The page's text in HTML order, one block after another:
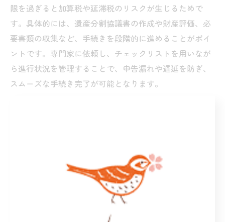
限を過ぎると加算税や延滞税のリスクが生じるためで
す。具体的には、遺産分割協議書の作成や財産評価、必
要書類の収集など、手続きを段階的に進めることがポイ
ントです。専門家に依頼し、チェックリストを用いなが
ら進行状況を管理することで、申告漏れや遅延を防ぎ、
スムーズな手続き完了が可能となります。
構成が千葉市独自の事情を反映するため、画一的な対策
だけでは不十分だからです。具体的には、不動産評価方
法の見直しや生前贈与の計画的実行、専門家との連携体
制の構築が挙げられます。これらを意識することで、将